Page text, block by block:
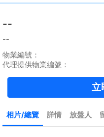
天鑄
黃金置頂